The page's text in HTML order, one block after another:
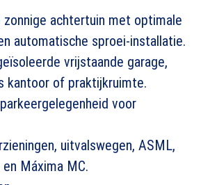
zonnige achtertuin met optimale
automatische sproei-installatie.
vrijstaande garage,
kantoor of praktijkruimte.
voor
uitvalswegen, ASML,
Máxima MC.